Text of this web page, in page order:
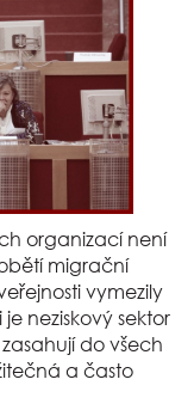
organizací není
migrační
vymezily
neziskový sektor
do všech
a často